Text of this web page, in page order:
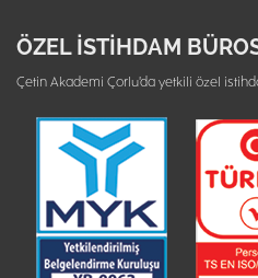
ÖZEL İSTİHDAM
Çetin Akademi Çorlu'da yetkili özel